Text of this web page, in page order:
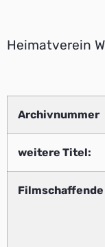
Heimatverein
Archivnummer
weitere Titel:
Filmschaffende